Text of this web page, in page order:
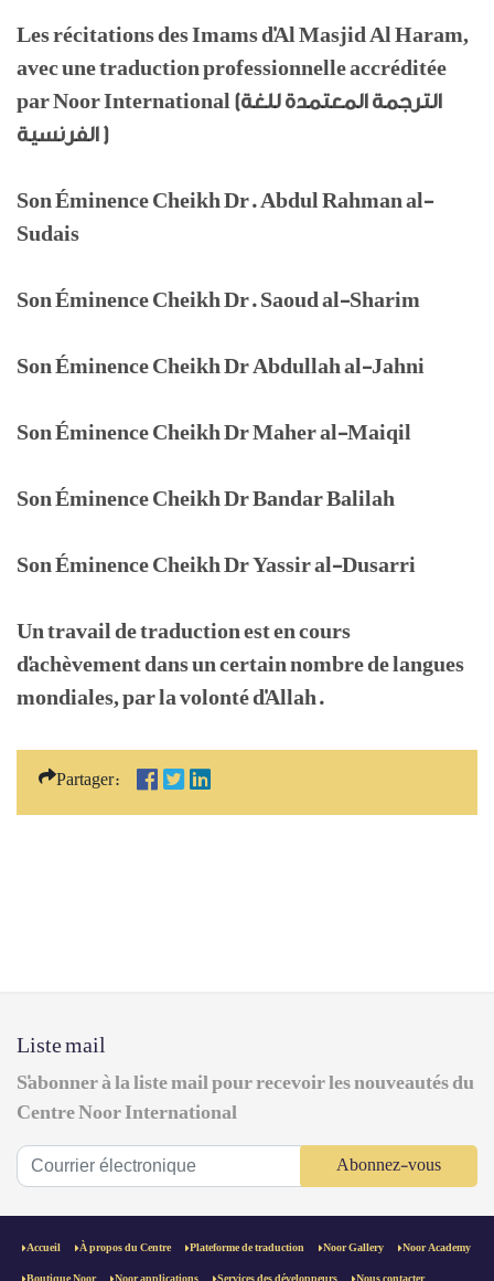
Les récitations des Imams d'Al Masjid Al Haram,
avec une traduction professionnelle accréditée
par Noor International (الترجمة المعتمدة للغة
الفرنسية )
Son Éminence Cheikh Dr. Abdul Rahman al-
Sudais
Son Éminence Cheikh Dr. Saoud al-Sharim
Son Éminence Cheikh Dr Abdullah al-Jahni
Son Éminence Cheikh Dr Maher al-Maiqil
Son Éminence Cheikh Dr Bandar Balilah
Son Éminence Cheikh Dr Yassir al-Dusarri
Un travail de traduction est en cours
d'achèvement dans un certain nombre de langues
mondiales, par la volonté d'Allah.
Partager:
Liste mail
S'abonner à la liste mail pour recevoir les nouveautés du
Centre Noor International
Abonnez-vous
Accueil À propos du Centre Plateforme de traduction Noor Gallery Noor Academy
Boutique Noor Noor applications Services des développeurs Nous contacter